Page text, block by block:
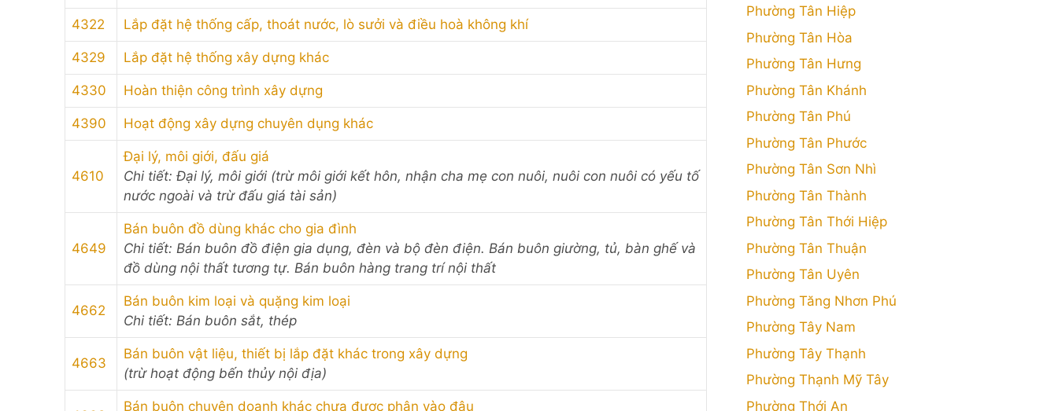
4322 Lắp đặt hệ thống cấp, thoát nước, lò sưởi và điều hoà không khí
4329 Lắp đặt hệ thống xây dựng khác
4330 Hoàn thiện công trình xây dựng
4390 Hoạt động xây dựng chuyên dụng khác
4610
Đại lý, môi giới, đấu giá
Chi tiết: Đại lý, môi giới (trừ môi giới kết hôn, nhận cha mẹ con nuôi, nuôi con nuôi có yếu tố
nước ngoài và trừ đấu giá tài sản)
4649
Bán buôn đồ dùng khác cho gia đình
Chi tiết: Bán buôn đồ điện gia dụng, đèn và bộ đèn điện. Bán buôn giường, tủ, bàn ghế và
đồ dùng nội thất tương tự. Bán buôn hàng trang trí nội thất
4662
Bán buôn kim loại và quặng kim loại
Chi tiết: Bán buôn sắt, thép
4663
Bán buôn vật liệu, thiết bị lắp đặt khác trong xây dựng
(trừ hoạt động bến thủy nội địa)
Bán buôn chuyên doanh khác chưa được phân vào đâu
Phường Tân Hiệp
Phường Tân Hòa
Phường Tân Hưng
Phường Tân Khánh
Phường Tân Phú
Phường Tân Phước
Phường Tân Sơn Nhì
Phường Tân Thành
Phường Tân Thới Hiệp
Phường Tân Thuận
Phường Tân Uyên
Phường Tăng Nhơn Phú
Phường Tây Nam
Phường Tây Thạnh
Phường Thạnh Mỹ Tây
Phường Thới An